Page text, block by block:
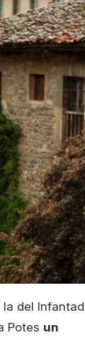
del
Potes un